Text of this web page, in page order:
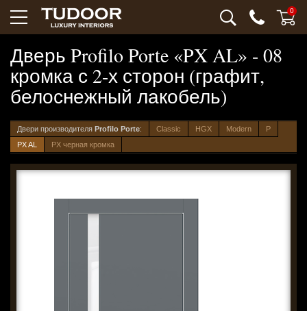
0
Дверь Profilo Porte «PX AL» - 08
кромка с 2-х сторон (графит,
белоснежный лакобель)
Двери производителя Profilo Porte: Classic HGX Modern
P
PX AL
PX черная кромка